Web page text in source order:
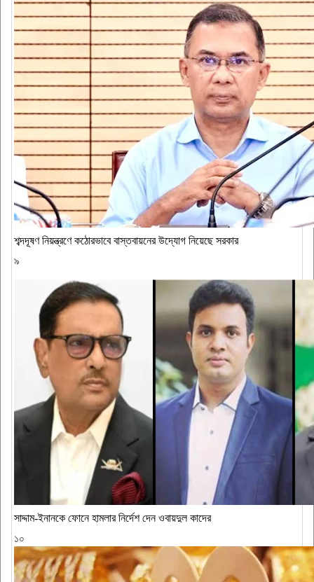
শব্দদূষণ নিয়ন্ত্রণে কঠোরভাবে বাস্তবায়নের উদ্যোগ নিয়েছে সরকার
৯
সাদ্দাম-ইনানকে ফোনে হামলার নির্দেশ দেন ওবায়দুল কাদের
১০